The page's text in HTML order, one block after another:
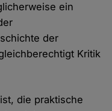
ein
der
Kritik
die praktische